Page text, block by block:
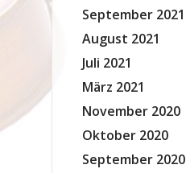
September 2021
August 2021
Juli 2021
März 2021
November 2020
Oktober 2020
September 2020